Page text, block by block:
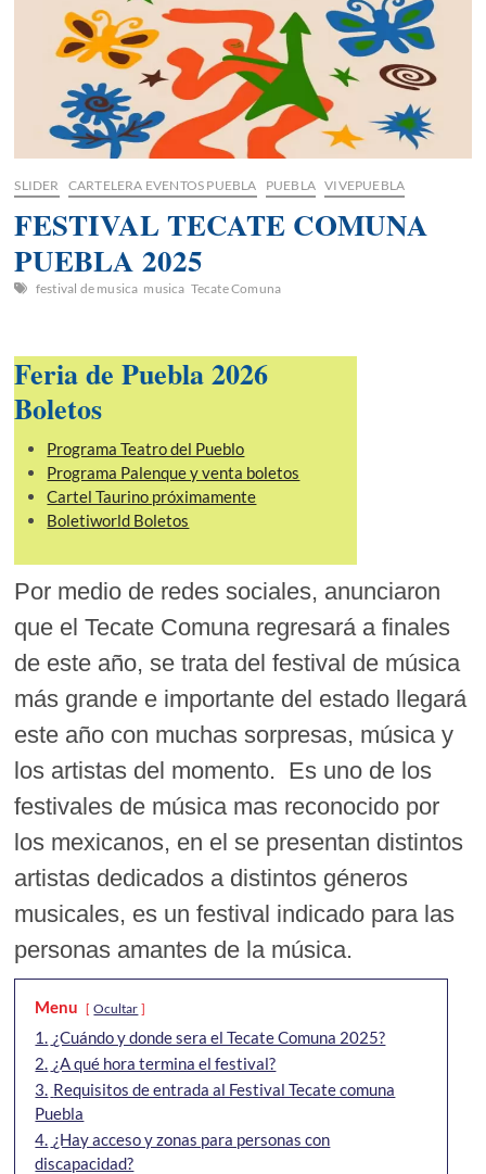
SLIDER CARTELERA EVENTOS PUEBLA PUEBLA VIVEPUEBLA
FESTIVAL TECATE COMUNA
PUEBLA 2025
festival de musica musica Tecate Comuna
Feria de Puebla 2026
Boletos
Programa Teatro del Pueblo
Programa Palenque y venta boletos
Cartel Taurino próximamente
Boletiworld Boletos
Por medio de redes sociales, anunciaron
que el Tecate Comuna regresará a finales
de este año, se trata del festival de música
más grande e importante del estado llegará
este año con muchas sorpresas, música y
los artistas del momento. Es uno de los
festivales de música mas reconocido por
los mexicanos, en el se presentan distintos
artistas dedicados a distintos géneros
musicales, es un festival indicado para las
personas amantes de la música.
Menu Ocultar
1. ¿Cuándo y donde sera el Tecate Comuna 2025?
2. ¿A qué hora termina el festival?
3. Requisitos de entrada al Festival Tecate comuna
Puebla
4. ¿Hay acceso y zonas para personas con
discapacidad?